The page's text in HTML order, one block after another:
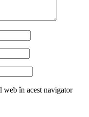
web în acest navigator